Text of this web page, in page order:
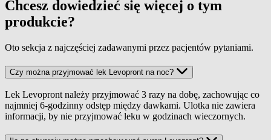
Chcesz dowiedzieć się więcej o tym
produkcie?
Oto sekcja z najczęściej zadawanymi przez pacjentów pytaniami.
Czy można przyjmować lek Levopront na noc?
Lek Levopront należy przyjmować 3 razy na dobę, zachowując co
najmniej 6-godzinny odstęp między dawkami. Ulotka nie zawiera
informacji, by nie przyjmować leku w godzinach wieczornych.